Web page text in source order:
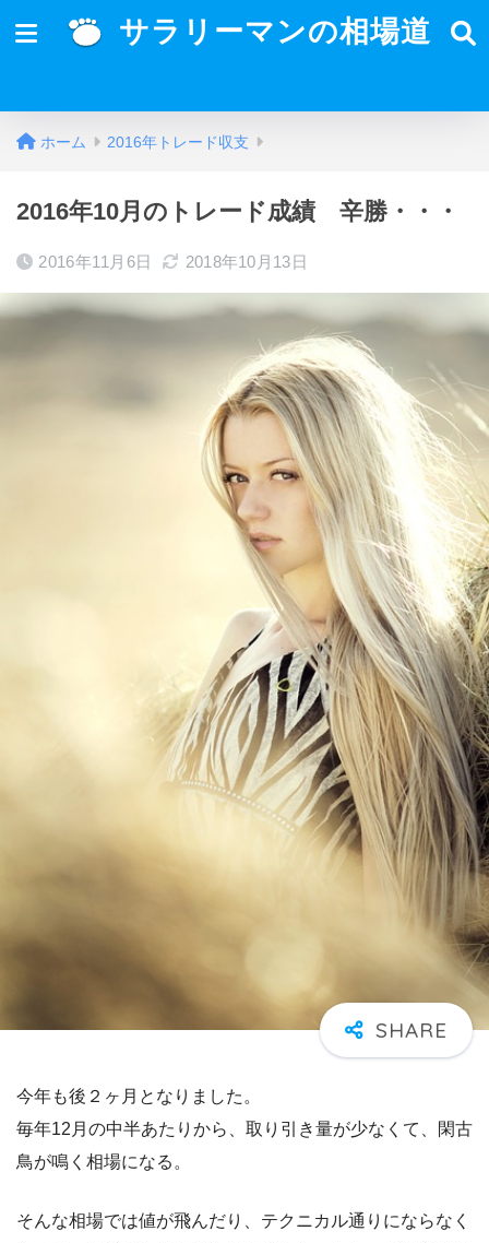
サラリーマンの相場道
ホーム 2016年トレード収支
2016年10月のトレード成績 辛勝・・・
2016年11月6日 2018年10月13日
今年も後２ヶ月となりました。
毎年12月の中半あたりから、取り引き量が少なくて、閑古
鳥が鳴く相場になる。
そんな相場では値が飛んだり、テクニカル通りにならなく